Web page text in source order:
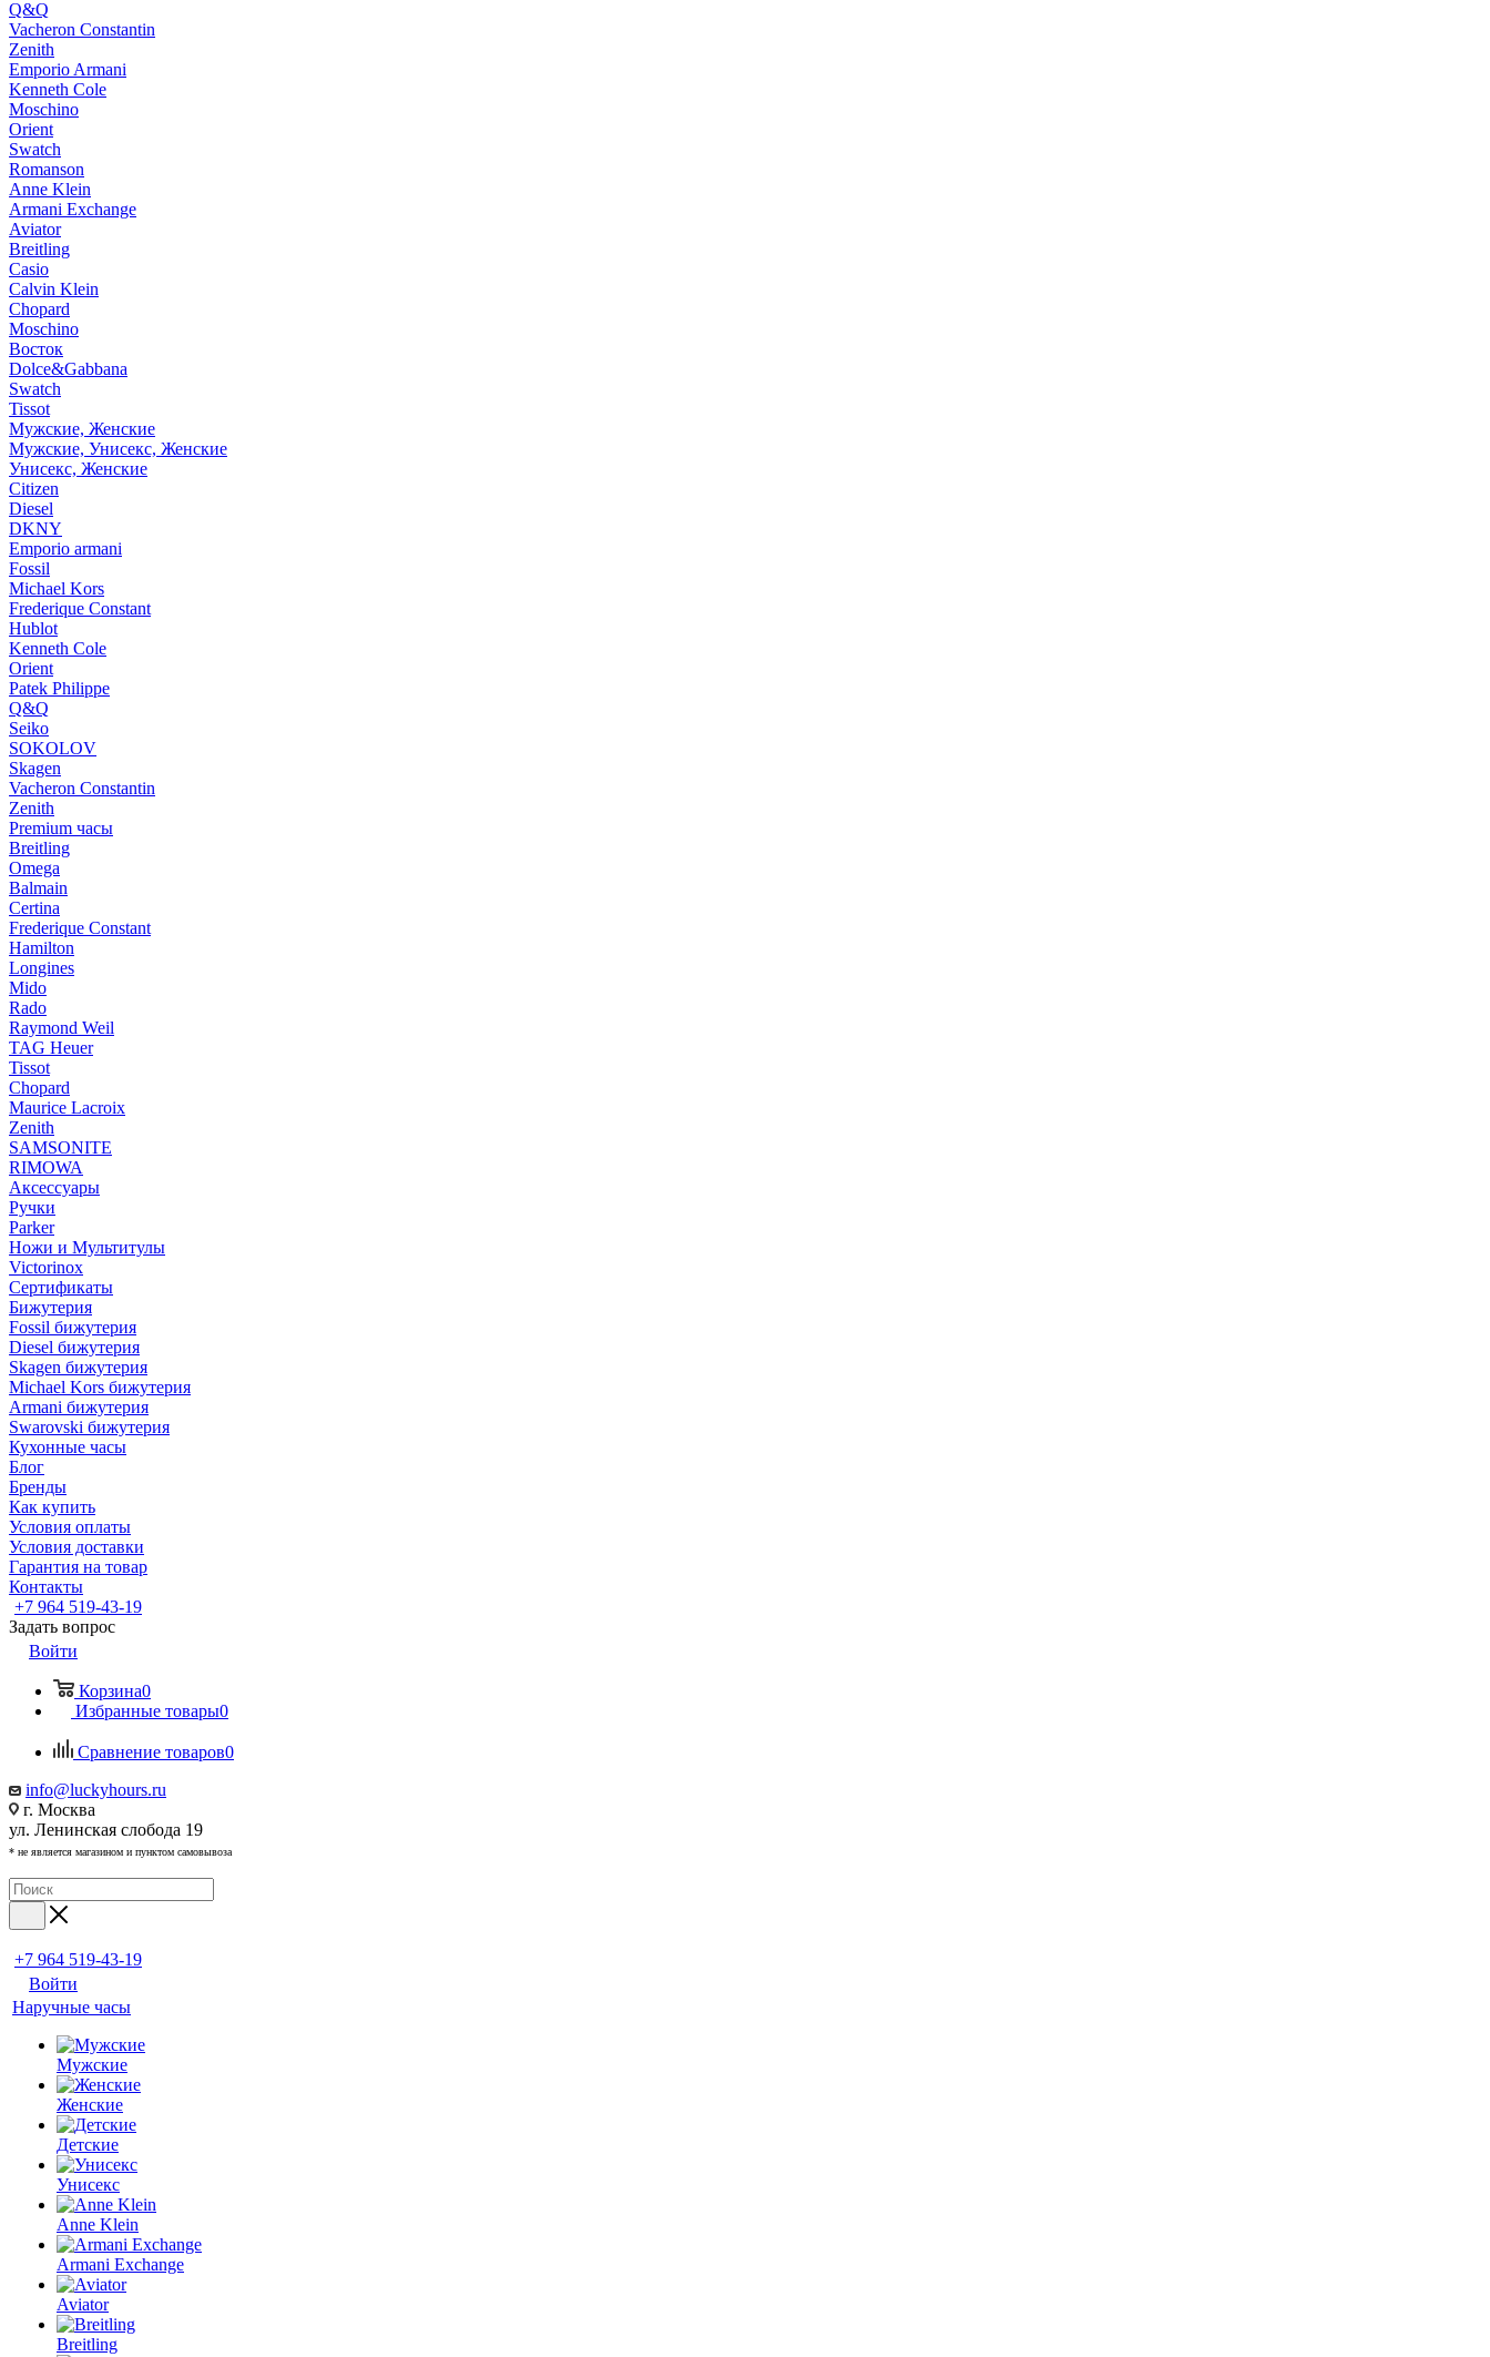
Q&Q
Vacheron Constantin
Zenith
Emporio Armani
Kenneth Cole
Moschino
Orient
Swatch
Romanson
Anne Klein
Armani Exchange
Aviator
Breitling
Casio
Calvin Klein
Chopard
Moschino
Восток
Dolce&Gabbana
Swatch
Tissot
Мужские, Женские
Мужские, Унисекс, Женские
Унисекс, Женские
Citizen
Diesel
DKNY
Emporio armani
Fossil
Michael Kors
Frederique Constant
Hublot
Kenneth Cole
Orient
Patek Philippe
Q&Q
Seiko
SOKOLOV
Skagen
Vacheron Constantin
Zenith
Premium часы
Breitling
Omega
Balmain
Certina
Frederique Constant
Hamilton
Longines
Mido
Rado
Raymond Weil
TAG Heuer
Tissot
Chopard
Maurice Lacroix
Zenith
SAMSONITE
RIMOWA
Аксессуары
Ручки
Parker
Ножи и Мультитулы
Victorinox
Сертификаты
Бижутерия
Fossil бижутерия
Diesel бижутерия
Skagen бижутерия
Michael Kors бижутерия
Armani бижутерия
Swarovski бижутерия
Кухонные часы
Блог
Бренды
Как купить
Условия оплаты
Условия доставки
Гарантия на товар
Контакты
+7 964 519-43-19
Задать вопрос
Войти
Корзина0
Избранные товары0
Сравнение товаров0
info@luckyhours.ru
г. Москва
ул. Ленинская слобода 19
* не является магазином и пунктом самовывоза
+7 964 519-43-19
Войти
Наручные часы
Мужские
Женские
Детские
Унисекс
Anne Klein
Armani Exchange
Aviator
Breitling